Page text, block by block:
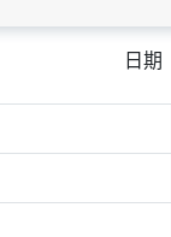
日期